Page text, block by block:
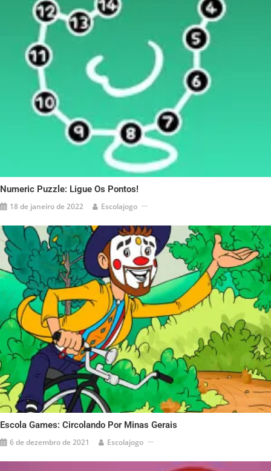
Numeric Puzzle: Ligue Os Pontos!
18 de janeiro de 2022 Escolajogo
Escola Games: Circolando Por Minas Gerais
6 de dezembro de 2021 Escolajogo